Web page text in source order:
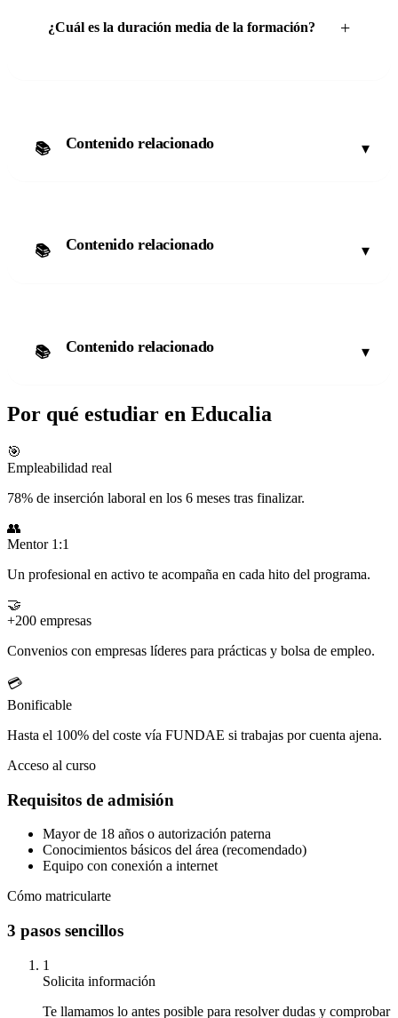
¿Cuál es la duración media de la formación?
📚 Contenido relacionado ▾
📚 Contenido relacionado ▾
📚 Contenido relacionado ▾
Por qué estudiar en Educalia
🎯
Empleabilidad real
78% de inserción laboral en los 6 meses tras finalizar.
👥
Mentor 1:1
Un profesional en activo te acompaña en cada hito del programa.
🤝
+200 empresas
Convenios con empresas líderes para prácticas y bolsa de empleo.
💳
Bonificable
Hasta el 100% del coste vía FUNDAE si trabajas por cuenta ajena.
Acceso al curso
Requisitos de admisión
Mayor de 18 años o autorización paterna
Conocimientos básicos del área (recomendado)
Equipo con conexión a internet
Cómo matricularte
3 pasos sencillos
1
Solicita información
Te llamamos lo antes posible para resolver dudas y comprobar